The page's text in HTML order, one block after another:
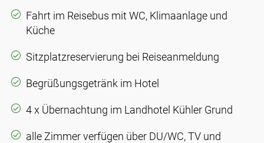
Fahrt im Reisebus mit WC, Klimaanlage und
Küche
Sitzplatzreservierung bei Reiseanmeldung
Begrüßungsgetränk im Hotel
4 x Übernachtung im Landhotel Kühler Grund
alle Zimmer verfügen über DU/WC, TV und